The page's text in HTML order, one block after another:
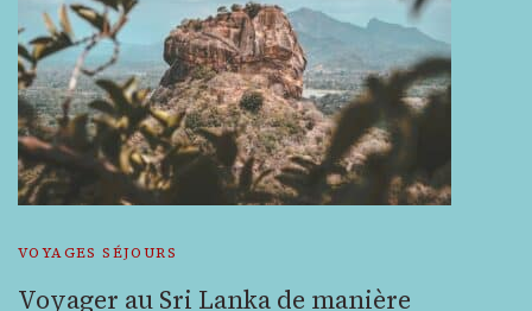
VOYAGES SÉJOURS
Voyager au Sri Lanka de manière